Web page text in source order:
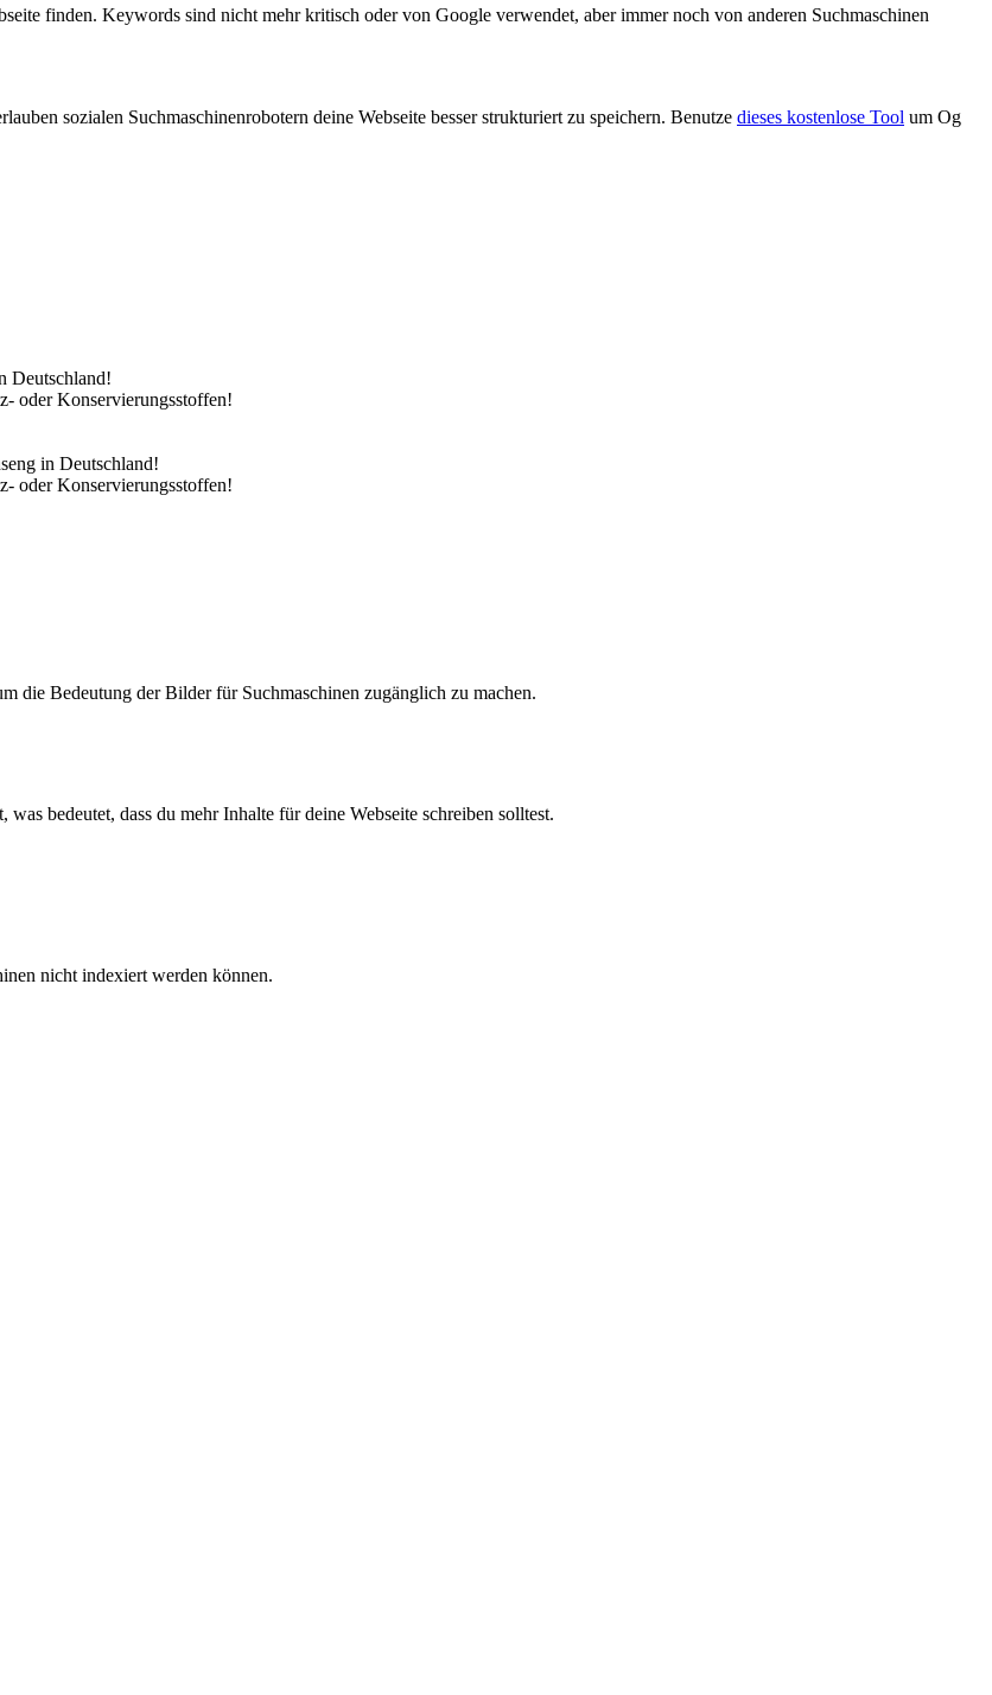
finden. Keywords sind nicht mehr kritisch oder von Google verwendet, aber immer noch von anderen Suchmaschinen
sozialen Suchmaschinenrobotern deine Webseite besser strukturiert zu speichern. Benutze dieses kostenlose Tool um Og
Deutschland!
oder Konservierungsstoffen!
in Deutschland!
oder Konservierungsstoffen!
die Bedeutung der Bilder für Suchmaschinen zugänglich zu machen.
bedeutet, dass du mehr Inhalte für deine Webseite schreiben solltest.
nicht indexiert werden können.